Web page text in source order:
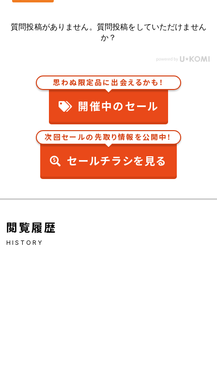
質問投稿がありません。質問投稿をしていただけません
か？
思わぬ限定品に出会えるかも！
開催中のセール
次回セールの先取り情報を公開中！
セールチラシを見る
閲覧履歴
HISTORY